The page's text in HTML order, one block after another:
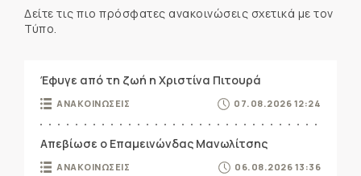
Δείτε τις πιο πρόσφατες ανακοινώσεις σχετικά με τον
Τύπο.
Έφυγε από τη ζωή η Χριστίνα Πιτουρά
ΑΝΑΚΟΙΝΩΣΕΙΣ 07.08.2026 12:24
Απεβίωσε ο Επαμεινώνδας Μανωλίτσης
ΑΝΑΚΟΙΝΩΣΕΙΣ 06.08.2026 13:36